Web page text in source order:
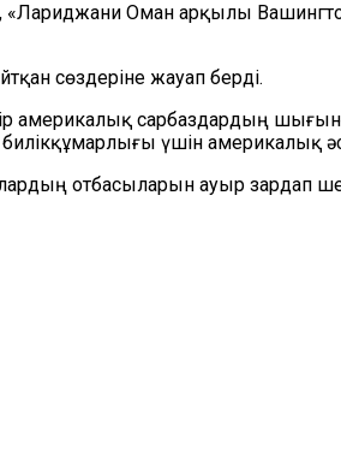
Оман арқылы
сөздеріне жауап берді.
америкалық сарбаздардың
үшін америкалық
отбасыларын ауыр зардап